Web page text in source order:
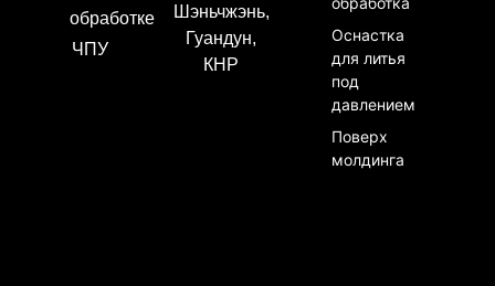
обработке
ЧПУ
Шэньчжэнь,
Гуандун,
КНР
Оснастка
для литья
под
давлением
Поверх
молдинга